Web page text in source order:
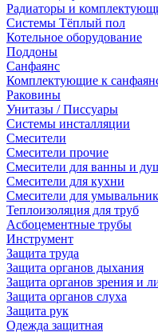
Радиаторы и
Системы Тёплый пол
Котельное оборудование
Поддоны
Санфаянс
Комплектующие к
Раковины
Унитазы / Писсуары
Системы инсталляции
Смесители
Смесители прочие
Смесители для ванны и
Смесители для кухни
Смесители для
Теплоизоляция для труб
Асбоцементные трубы
Инструмент
Защита труда
Защита органов дыхания
Защита органов зрения и
Защита органов слуха
Защита рук
Одежда защитная